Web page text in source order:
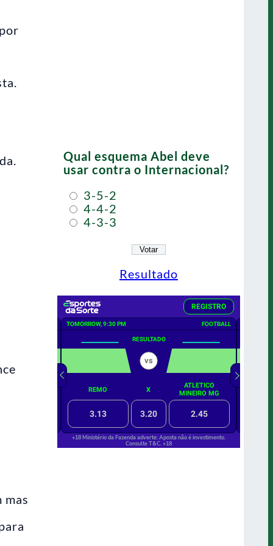
mas
Qual esquema Abel deve
usar contra o Internacional?
3-5-2
4-4-2
4-3-3
Resultado